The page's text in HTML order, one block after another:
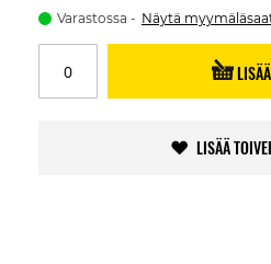
Varastossa Näytä
LISÄÄ